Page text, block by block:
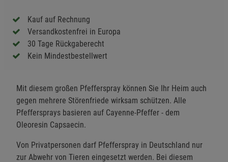
Kauf auf Rechnung
Versandkostenfrei in Europa
30 Tage Rückgaberecht
Kein Mindestbestellwert
Mit diesem großen Pfefferspray können Sie Ihr Heim auch
gegen mehrere Störenfriede wirksam schützen. Alle
Pfeffersprays basieren auf Cayenne-Pfeffer - dem
Oleoresin Capsaecin.
Von Privatpersonen darf Pfefferspray in Deutschland nur
zur Abwehr von Tieren eingesetzt werden. Bei diesem